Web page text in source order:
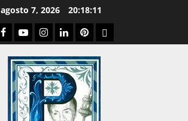
agosto 7, 2026 20:18:12
Facebook
YoutubeInstagram
LinkedPinterestDribbble